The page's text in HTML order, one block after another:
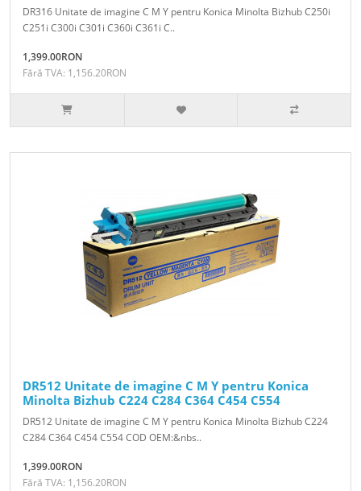
DR316 Unitate de imagine C M Y pentru Konica Minolta Bizhub C250i
C251i C300i C301i C360i C361i C..
1,399.00RON
Fără TVA: 1,156.20RON
DR512 Unitate de imagine C M Y pentru Konica
Minolta Bizhub C224 C284 C364 C454 C554
DR512 Unitate de imagine C M Y pentru Konica Minolta Bizhub C224
C284 C364 C454 C554 COD OEM:&nbs..
1,399.00RON
Fără TVA: 1,156.20RON